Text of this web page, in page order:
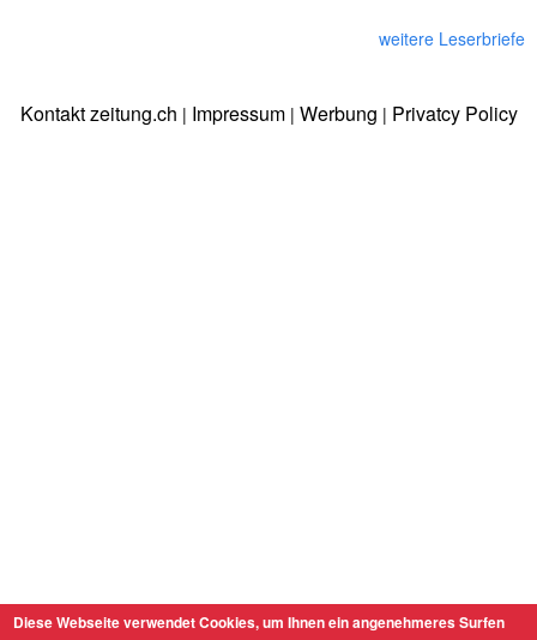
weitere Leserbriefe
Kontakt zeitung.ch | Impressum| Werbung | Privatcy Policy
Diese Webseite verwendet Cookies, um Ihnen ein angenehmeres Surfen